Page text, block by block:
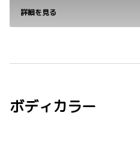
詳細を見る
ボディカラー